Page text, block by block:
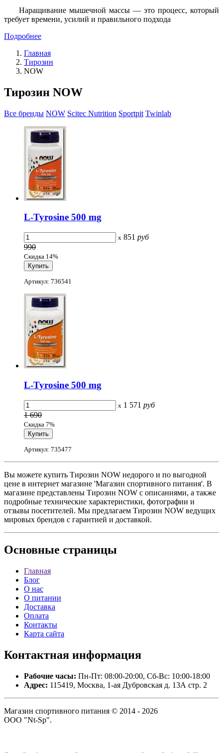
Наращивание мышечной массы — это процесс, который
требует времени, усилий и правильного подхода
Подробнее
Главная
Тирозин
NOW
Тирозин NOW
Все бренды NOW Scitec Nutrition Sportpit Twinlab
L-Tyrosine 500 mg
x 851 руб
990
Скидка 14%
Артикул: 736541
L-Tyrosine 500 mg
x 1 571 руб
1 690
Скидка 7%
Артикул: 735477
Вы можете купить Тирозин NOW недорого и по выгодной
цене в интернет магазине 'Магазин спортивного питания'. В
магазине представлены Тирозин NOW с описаниями, а также
подробные технические характеристики, фотографии и
отзывы посетителей. Мы предлагаем Тирозин NOW ведущих
мировых брендов с гарантией и доставкой.
Основные страницы
Главная
Блог
О нас
О питании
Доставка
Оплата
Контакты
Карта сайта
Контактная информация
Рабочие часы: Пн-Пт: 08:00-20:00, Сб-Вс: 10:00-18:00
Адрес: 115419, Москва, 1-ая Дубровская д. 13А стр. 2
Магазин спортивного питания © 2014 - 2026
ООО "Nt-Sp".